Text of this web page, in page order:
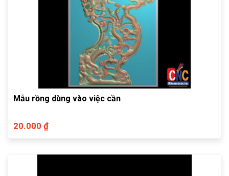
Mẫu rồng dùng vào việc cần
20.000 ₫